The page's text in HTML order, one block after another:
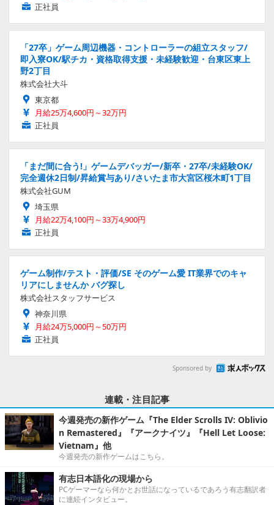
正社員
「27卒」ゲーム周辺機器・コントローラーの組立スタッフ/
即入寮OK/駅チカ・資格取得支援・未経験歓迎・台東区東上
野2丁目
株式会社大斗
東京都
月給25万4,600円～32万円
正社員
「まだ間に合う!」ゲームデバッガー/新卒・27卒/未経験OK/
完全週休2日制/昇給賞与あり/さいたま市大宮区桜木町1丁目
株式会社GUM
埼玉県
月給22万4,100円～33万4,900円
正社員
ゲーム制作/テスト・評価/SE そのゲーム愛 IT業界でのキャ
リアにしませんか バグ探し
株式会社スタッフサービス
神奈川県
月給24万5,000円～50万円
正社員
Sponsored by
連載・注目記事
今週発売の新作ゲーム『The Elder Scrolls IV: Oblivio
n Remastered』『アークナイツ』『Hell Let Loose:
Vietnam』他
今週発売の新作ゲームはこちら。
有志日本語化の現場から
PCゲーマーなら何かとお世話になっているであろう有志翻訳者
に連続インタビュー。